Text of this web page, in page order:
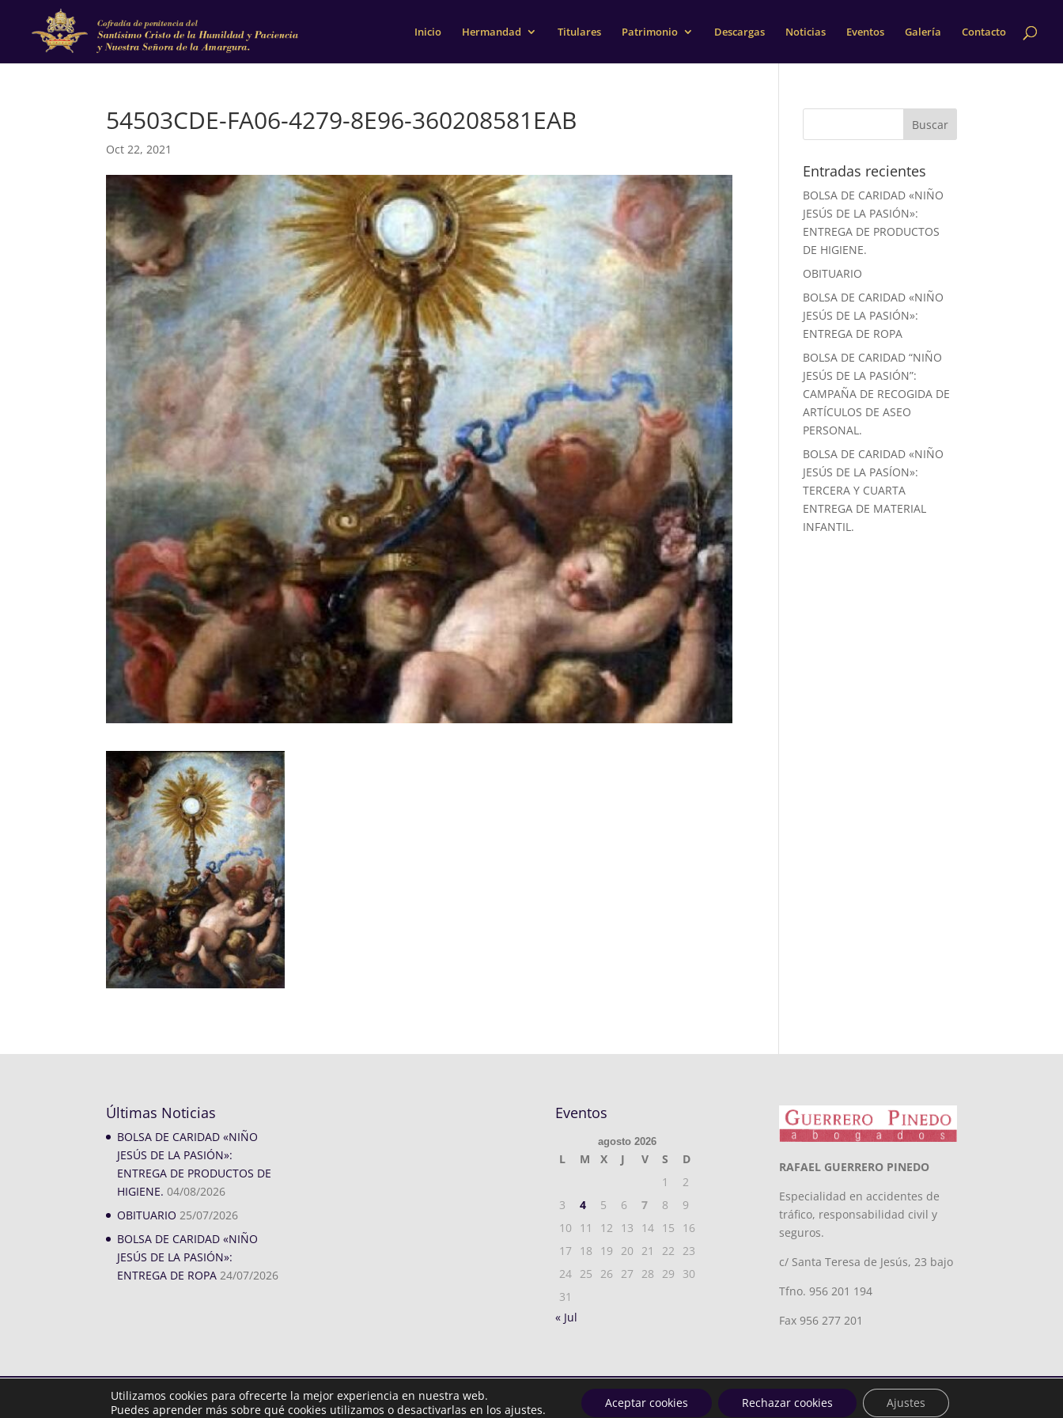
Inicio Hermandad Titulares Patrimonio Descargas Noticias Eventos Galería Contacto
54503CDE-FA06-4279-8E96-360208581EAB
Oct 22, 2021
Entradas recientes
BOLSA DE CARIDAD «NIÑO
JESÚS DE LA PASIÓN»:
ENTREGA DE PRODUCTOS
DE HIGIENE.
OBITUARIO
BOLSA DE CARIDAD «NIÑO
JESÚS DE LA PASIÓN»:
ENTREGA DE ROPA
BOLSA DE CARIDAD “NIÑO
JESÚS DE LA PASIÓN”:
CAMPAÑA DE RECOGIDA DE
ARTÍCULOS DE ASEO
PERSONAL.
BOLSA DE CARIDAD «NIÑO
JESÚS DE LA PASÍON»:
TERCERA Y CUARTA
ENTREGA DE MATERIAL
INFANTIL.
Últimas Noticias
BOLSA DE CARIDAD «NIÑO
JESÚS DE LA PASIÓN»:
ENTREGA DE PRODUCTOS DE
HIGIENE. 04/08/2026
OBITUARIO 25/07/2026
BOLSA DE CARIDAD «NIÑO
JESÚS DE LA PASIÓN»:
ENTREGA DE ROPA 24/07/2026
Eventos
agosto 2026
L M X J V S
D
1
2
3
4 5 6 7 8
9
10
11 12 13 14 15
16
17
18 19 20 21 22
23
24
25 26 27 28 29
30
31
« Jul
RAFAEL GUERRERO PINEDO
Especialidad en accidentes de
tráfico, responsabilidad civil y
seguros.
c/ Santa Teresa de Jesús, 23 bajo
Tfno. 956 201 194
Fax 956 277 201
Diseñado por iNova Cloud. © Todos los derechos reservados.Política privacidad| Aviso Legal y Cookies
Utilizamos cookies para ofrecerte la mejor experiencia en nuestra web.
Puedes aprender más sobre qué cookies utilizamos o desactivarlas en los ajustes.
Aceptar cookies Rechazar cookies Ajustes